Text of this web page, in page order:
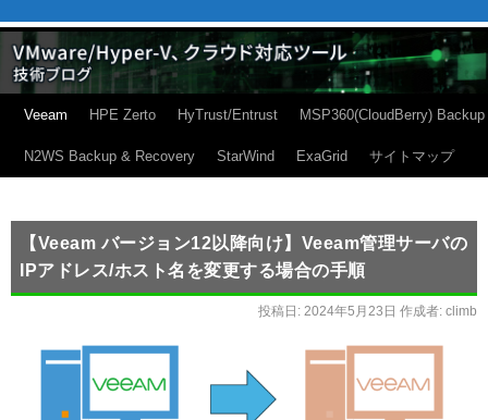
Veeam HPE Zerto HyTrust/Entrust MSP360(CloudBerry) Backup
N2WS Backup & Recovery StarWind ExaGrid サイトマップ
【Veeam バージョン12以降向け】Veeam管理サーバの
IPアドレス/ホスト名を変更する場合の手順
投稿日: 2024年5月23日 作成者: climb